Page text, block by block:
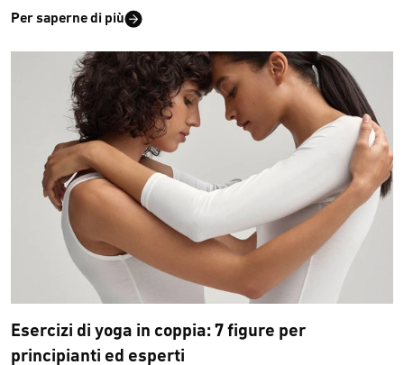
Per saperne di più
Esercizi di yoga in coppia: 7 figure per
principianti ed esperti